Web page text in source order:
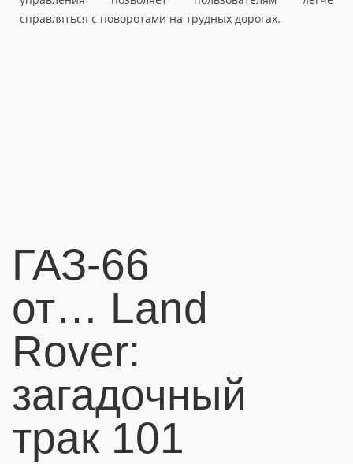
справляться с поворотами на трудных дорогах.
ГАЗ-66
от… Land
Rover:
загадочный
трак 101